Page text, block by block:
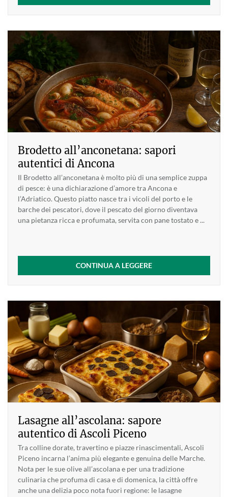
Brodetto all’anconetana: sapori
autentici di Ancona
Il Brodetto all’anconetana è molto più di una semplice zuppa
di pesce: è una dichiarazione d’amore tra Ancona e
l’Adriatico. Questo piatto nasce tra i vicoli del porto e le
barche dei pescatori, dove il pescato del giorno diventava
una pietanza ricca e profumata, servita con pane tostato e ...
CONTINUA A LEGGERE
Lasagne all’ascolana: sapore
autentico di Ascoli Piceno
Tra colline dorate, travertino e piazze rinascimentali, Ascoli
Piceno incarna l’anima più elegante e genuina delle Marche.
Nota per le sue olive all’ascolana e per una tradizione
culinaria che profuma di casa e di domenica, la città offre
anche una delizia poco nota fuori regione: le lasagne